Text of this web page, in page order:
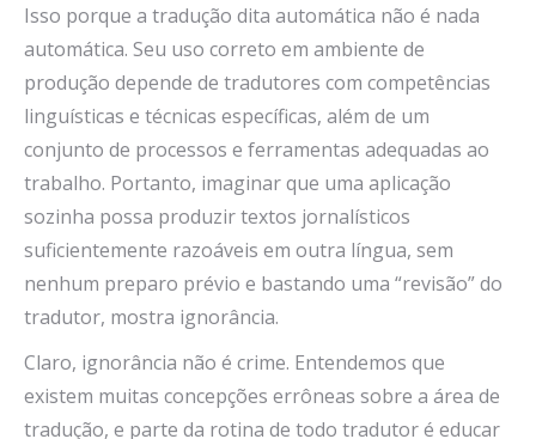
Isso porque a tradução dita automática não é nada
automática. Seu uso correto em ambiente de
produção depende de tradutores com competências
linguísticas e técnicas específicas, além de um
conjunto de processos e ferramentas adequadas ao
trabalho. Portanto, imaginar que uma aplicação
sozinha possa produzir textos jornalísticos
suficientemente razoáveis em outra língua, sem
nenhum preparo prévio e bastando uma “revisão” do
tradutor, mostra ignorância.
Claro, ignorância não é crime. Entendemos que
existem muitas concepções errôneas sobre a área de
tradução, e parte da rotina de todo tradutor é educar